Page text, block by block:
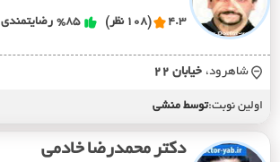
4.3 (108 نظر) %85 رضایتمندی
شاهرود، خيابان 22
اولین نوبت:توسط منشی
دکتر محمدرضا خادمی